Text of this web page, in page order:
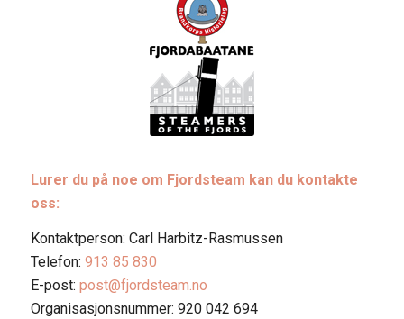
Lurer du på noe om Fjordsteam kan du kontakte
oss:
Kontaktperson: Carl Harbitz-Rasmussen
Telefon: 913 85 830
E-post: post@fjordsteam.no
Organisasjonsnummer: 920 042 694